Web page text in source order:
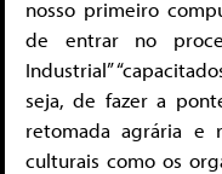
nosso primeiro
de entrar no
Industrial”
seja, de fazer a
retomada agrária e
culturais como os